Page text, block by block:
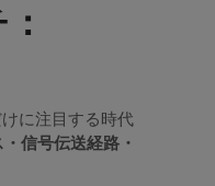
に注目する時代
信号伝送経路・